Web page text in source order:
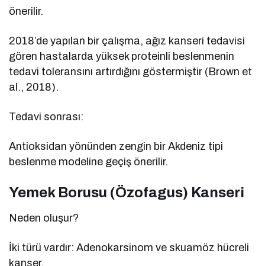
önerilir.
2018’de yapılan bir çalışma, ağız kanseri tedavisi
gören hastalarda yüksek proteinli beslenmenin
tedavi toleransını artırdığını göstermiştir (Brown et
al., 2018).
Tedavi sonrası:
Antioksidan yönünden zengin bir Akdeniz tipi
beslenme modeline geçiş önerilir.
Yemek Borusu (Özofagus) Kanseri
Neden oluşur?
İki türü vardır: Adenokarsinom ve skuamöz hücreli
kanser.